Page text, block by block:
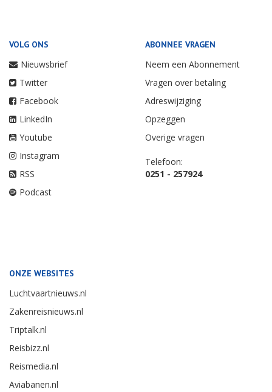
VOLG ONS
Nieuwsbrief
Twitter
Facebook
LinkedIn
Youtube
Instagram
RSS
Podcast
ABONNEE VRAGEN
Neem een Abonnement
Vragen over betaling
Adreswijziging
Opzeggen
Overige vragen
Telefoon:
0251 - 257924
ONZE WEBSITES
Luchtvaartnieuws.nl
Zakenreisnieuws.nl
Triptalk.nl
Reisbizz.nl
Reismedia.nl
Aviabanen.nl